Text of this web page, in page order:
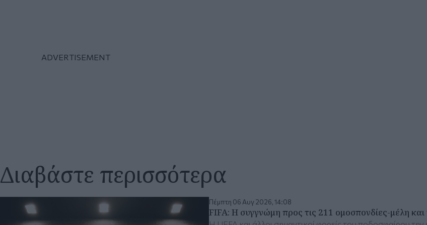
Διαβάστε περισσότερα
Πέμπτη 06 Αυγ 2026, 14:08
FIFA: Η συγγνώμη προς τις 211 ομοσπονδίες-μέλη